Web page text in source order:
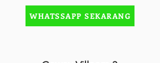
WHATSSAPP SEKARANG